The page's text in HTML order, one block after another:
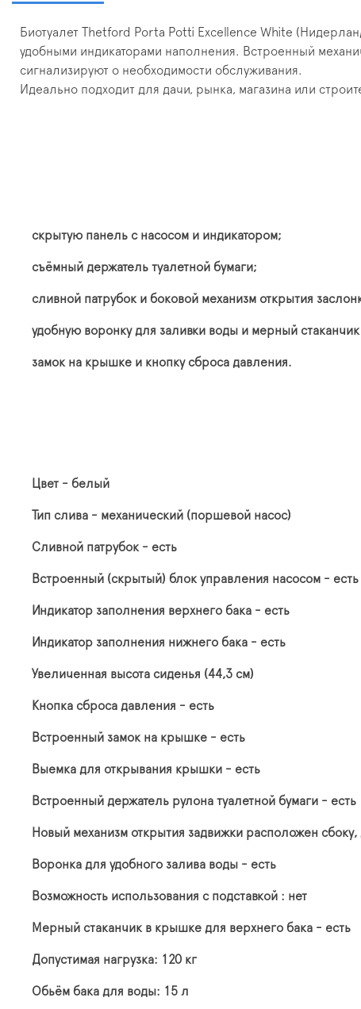
Биотуалет Thetford Porta Potti Excellence White
удобными индикаторами наполнения. Встроенный
сигнализируют о необходимости обслуживания.
Идеально подходит для дачи, рынка, магазина или
скрытую панель с насосом и индикатором;
съёмный держатель туалетной бумаги;
сливной патрубок и боковой механизм открытия
удобную воронку для заливки воды и мерный
замок на крышке и кнопку сброса давления.
Цвет - белый
Тип слива - механический (поршевой насос)
Сливной патрубок - есть
Встроенный (скрытый) блок управления насосом - есть
Индикатор заполнения верхнего бака - есть
Индикатор заполнения нижнего бака - есть
Увеличенная высота сиденья (44,3 см)
Кнопка сброса давления - есть
Встроенный замок на крышке - есть
Выемка для открывания крышки - есть
Встроенный держатель рулона туалетной бумаги - есть
Новый механизм открытия задвижки расположен
Воронка для удобного залива воды - есть
Возможность использования с подставкой : нет
Мерный стаканчик в крышке для верхнего бака - есть
Допустимая нагрузка: 120 кг
Обьём бака для воды: 15 л